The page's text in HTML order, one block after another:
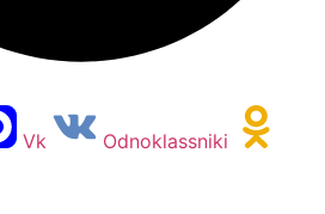
Vk
Odnoklassniki